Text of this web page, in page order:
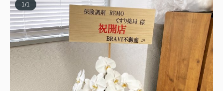
1 /1